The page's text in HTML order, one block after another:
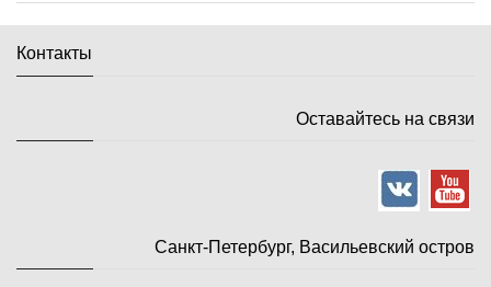
Контакты
Оставайтесь на связи
Санкт-Петербург, Васильевский остров